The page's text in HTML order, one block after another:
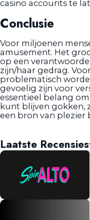
casino accounts te
Conclusie
Voor miljoenen
amusement. Het
op een
zijn/haar gedrag.
problematisch
gevoelig zijn voor
essentieel belang
kunt blijven gokken,
een bron van plezier
Laatste Recensies